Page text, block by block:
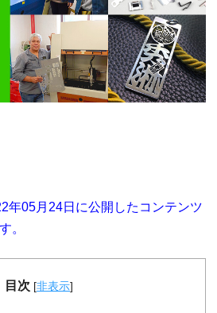
年05月24日に公開したコンテンツ
。
目次 [非表示]